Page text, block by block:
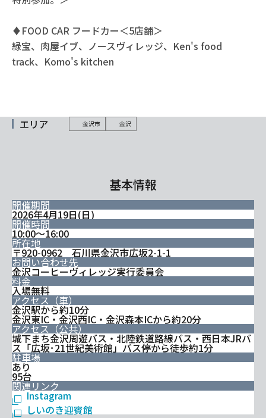
♦FOOD CAR フードカー＜5店舗＞
緑宝、肉屋イブ、ノースヴィレッジ、Ken's food
track、Komo's kitchen
エリア 金沢市 金沢
基本情報
開催期間
2026年4月19日(日)
開催時間
10:00～16:00
所在地
〒920-0962 石川県金沢市広坂2-1-1
お問い合わせ先
金沢コーヒーヴィレッジ実行委員会
料金
入場無料
アクセス（車）
金沢駅から約10分
金沢東IC・金沢西IC・金沢森本ICから約20分
アクセス（公共）
城下まち金沢周遊バス・北陸鉄道路線バス・西日本JRバ
ス「広坂･21世紀美術館」バス停から徒歩約1分
駐車場
あり
95台
関連リンク
Instagram
しいのき迎賓館